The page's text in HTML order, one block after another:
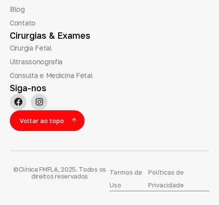
Blog
Contato
Cirurgias & Exames
Cirurgia Fetal
Ultrassonografia
Consulta e Medicina Fetal
Siga-nos
Voltar ao topo
©Clínica FMFLA, 2025. Todos os
direitos reservados
Termos de
Uso
Políticas de
Privacidade